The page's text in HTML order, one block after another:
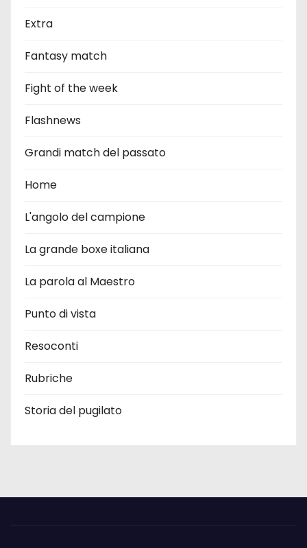
Extra
Fantasy match
Fight of the week
Flashnews
Grandi match del passato
Home
L'angolo del campione
La grande boxe italiana
La parola al Maestro
Punto di vista
Resoconti
Rubriche
Storia del pugilato